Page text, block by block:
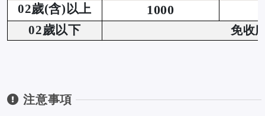
02歲(含)以上 1000
02歲以下 免收
注意事項